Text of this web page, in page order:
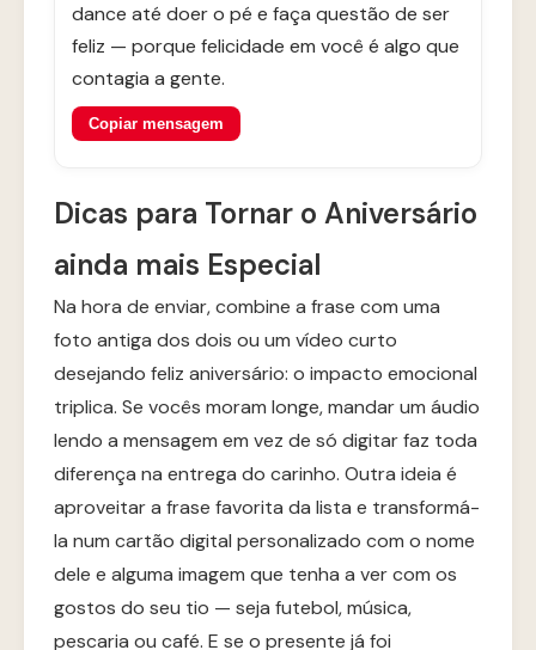
dance até doer o pé e faça questão de ser
feliz — porque felicidade em você é algo que
contagia a gente.
Copiar mensagem
Dicas para Tornar o Aniversário
ainda mais Especial
Na hora de enviar, combine a frase com uma
foto antiga dos dois ou um vídeo curto
desejando feliz aniversário: o impacto emocional
triplica. Se vocês moram longe, mandar um áudio
lendo a mensagem em vez de só digitar faz toda
diferença na entrega do carinho. Outra ideia é
aproveitar a frase favorita da lista e transformá-
la num cartão digital personalizado com o nome
dele e alguma imagem que tenha a ver com os
gostos do seu tio — seja futebol, música,
pescaria ou café. E se o presente já foi